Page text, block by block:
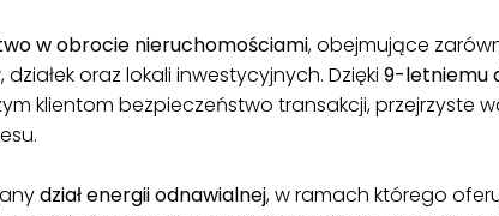
w obrocie nieruchomościami, obejmujące
oraz lokali inwestycyjnych. Dzięki 9-letniemu
klientom bezpieczeństwo transakcji, przejrzyste
dział energii odnawialnej, w ramach którego